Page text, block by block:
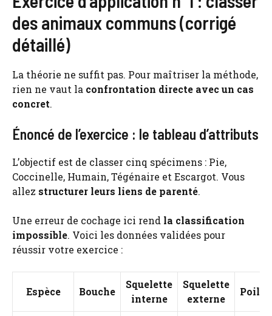
des animaux communs (corrigé
détaillé)
La théorie ne suffit pas. Pour maîtriser la méthode,
rien ne vaut la confrontation directe avec un cas
concret.
Énoncé de l’exercice : le tableau d’attributs
L’objectif est de classer cinq spécimens : Pie,
Coccinelle, Humain, Tégénaire et Escargot. Vous
allez structurer leurs liens de parenté.
Une erreur de cochage ici rend la classification
impossible. Voici les données validées pour
réussir votre exercice :
Espèce Bouche
Squelette
interne
Squelette
externe
Poils